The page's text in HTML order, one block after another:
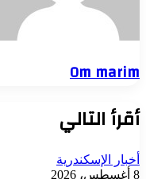
Om marim
أقرأ التالي
أخبار الإسكندرية
8 أغسطس، 2026